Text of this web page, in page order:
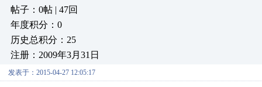
帖子：0帖 | 47回
年度积分：0
历史总积分：25
注册：2009年3月31日
发表于：2015-04-27 12:05:17